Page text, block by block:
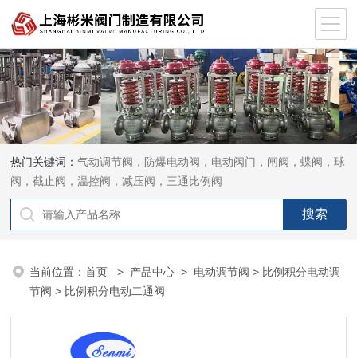
热门关键词：气动调节阀，防爆电动阀，电动阀门，闸阀，蝶阀，球
阀，截止阀，温控阀，减压阀，三通比例阀
当前位置：首页 > 产品中心 > 电动调节阀 > 比例积分电动调
节阀 > 比例积分电动二通阀